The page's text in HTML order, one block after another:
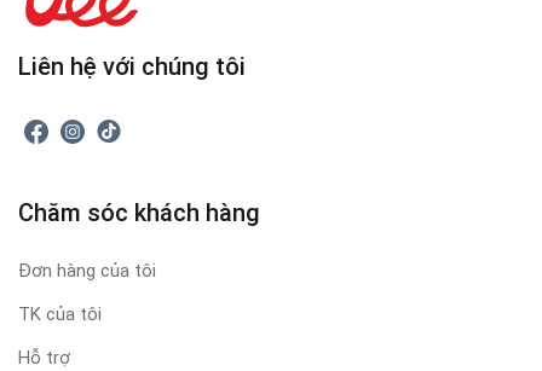
Liên hệ với chúng tôi
Chăm sóc khách hàng
Đơn hàng của tôi
TK của tôi
Hỗ trợ